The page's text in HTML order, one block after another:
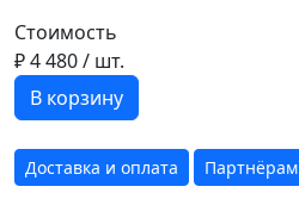
Стоимость
₽ 4 480/ шт.
В корзину
Доставка и оплата Партнёрам